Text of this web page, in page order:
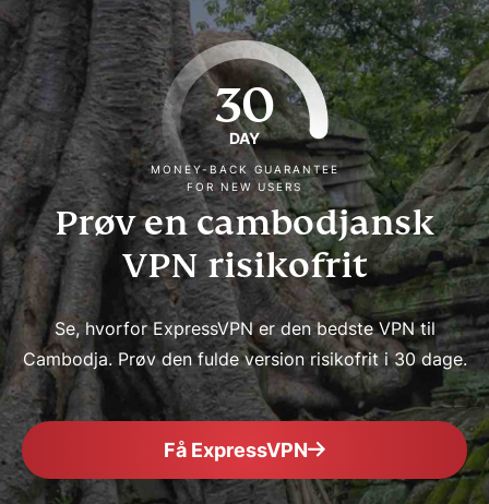
30
DAY
MONEY-BACK GUARANTEE
FOR NEW USERS
Prøv en cambodjansk
VPN risikofrit
Se, hvorfor ExpressVPN er den bedste VPN til
Cambodja. Prøv den fulde version risikofrit i 30 dage.
Få ExpressVPN